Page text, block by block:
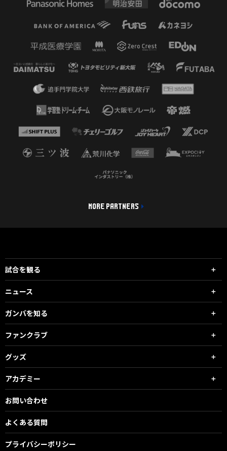
MORE PARTNERS
試合を観る
ニュース
ガンバを知る
ファンクラブ
グッズ
アカデミー
お問い合わせ
よくある質問
プライバシーポリシー